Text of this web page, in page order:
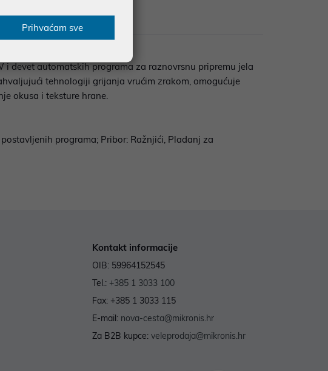
i devet automatskih programa za raznovrsnu pripremu jela
tehnologiji grijanja vrućim zrakom, omogućuje
okusa i teksture hrane.
programa; Pribor: Ražnjići, Pladanj za
Kontakt informacije
OIB: 59964152545
Tel.: +385 1 3033 100
Fax: +385 1 3033 115
E-mail: nova-cesta@mikronis.hr
Za B2B kupce: veleprodaja@mikronis.hr
Prihvaćam sve